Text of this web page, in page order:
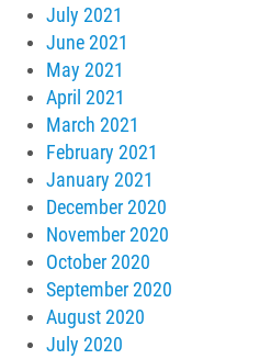
July 2021
June 2021
May 2021
April 2021
March 2021
February 2021
January 2021
December 2020
November 2020
October 2020
September 2020
August 2020
July 2020